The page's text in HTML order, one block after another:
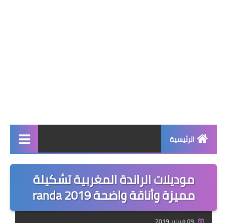
الرئيسية
صحة وجمال
نصائح ومعلومات
موديلات الراندة المغربية تشكيلة
مميزة وأناقة واضحة randa 2019